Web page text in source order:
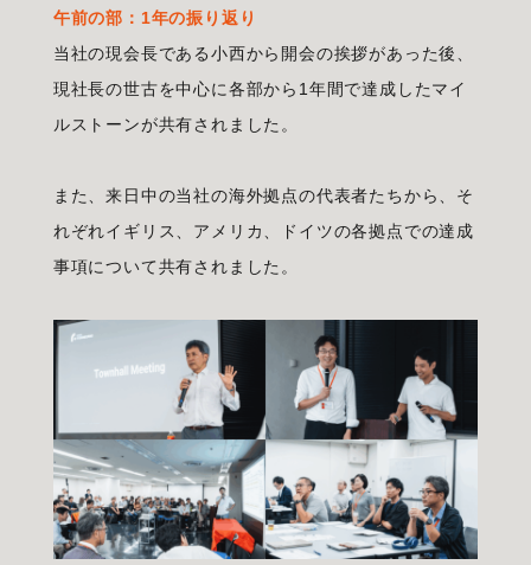
午前の部：1年の振り返り
当社の現会長である小西から開会の挨拶があった後、
現社長の世古を中心に各部から1年間で達成したマイ
ルストーンが共有されました。
また、来日中の当社の海外拠点の代表者たちから、そ
れぞれイギリス、アメリカ、ドイツの各拠点での達成
事項について共有されました。